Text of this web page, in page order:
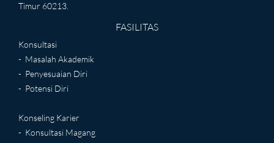
Timur 60213.
FASILITAS
Konsultasi
- Masalah Akademik
- Penyesuaian Diri
- Potensi Diri
Konseling Karier
- Konsultasi Magang